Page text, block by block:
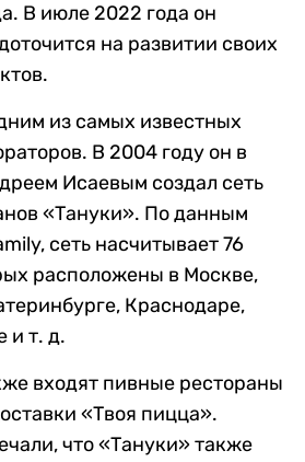
В июле 2022 года он
на развитии своих
из самых известных
В 2004 году он в
Исаевым создал сеть
«Тануки». По данным
сеть насчитывает 76
расположены в Москве,
Краснодаре,
и т. д.
входят пивные рестораны
«Твоя пицца».
что «Тануки» также